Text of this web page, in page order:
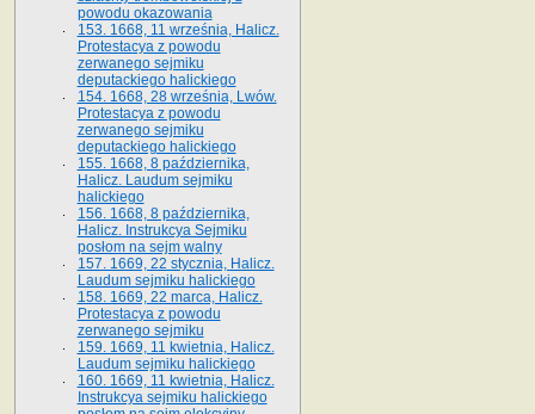
powodu okazowania
153. 1668, 11 września, Halicz.
Protestacya z powodu
zerwanego sejmiku
deputackiego halickiego
154. 1668, 28 września, Lwów.
Protestacya z powodu
zerwanego sejmiku
deputackiego halickiego
155. 1668, 8 października,
Halicz. Laudum sejmiku
halickiego
156. 1668, 8 października,
Halicz. Instrukcya Sejmiku
posłom na sejm walny
157. 1669, 22 stycznia, Halicz.
Laudum sejmiku halickiego
158. 1669, 22 marca, Halicz.
Protestacya z powodu
zerwanego sejmiku
159. 1669, 11 kwietnia, Halicz.
Laudum sejmiku halickiego
160. 1669, 11 kwietnia, Halicz.
Instrukcya sejmiku halickiego